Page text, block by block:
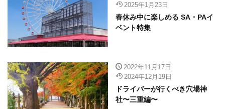
2025年1月23日
春休み中に楽しめる SA・PAイ
ベント特集
2022年11月17日
2024年12月19日
ドライバーが行くべき穴場神
社〜三重編〜